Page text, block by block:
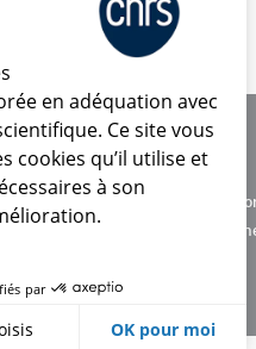
Charte
Données
en adéquation avec
Ce site vous
cookies qu’il utilise et
à son
par
OK pour moi